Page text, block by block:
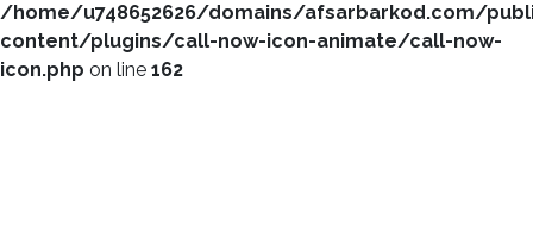
/home/u748652626/domains/afsarbarkod.com/
content/plugins/call-now-icon-animate/call-now-
icon.php on line 162